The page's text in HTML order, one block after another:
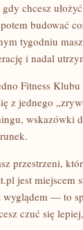
chcesz
budować
tygodniu
i nadal
Fitness
z jednego
wskazówki
przestrzeni,
jest miejscem
— to
czuć się